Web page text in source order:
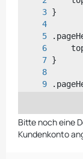
Bitte noch eine
Kundenkonto